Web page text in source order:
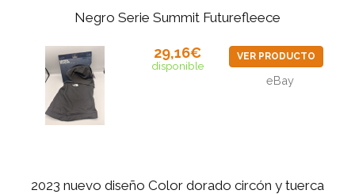
Negro Serie Summit Futurefleece
29,16€
disponible
VER PRODUCTO
eBay
2023 nuevo diseño Color dorado circón y tuerca